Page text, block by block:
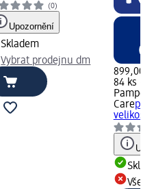
(0)
Upozornění
Skladem
Vybrat prodejnu dm
899,00
84 ks
Care
velikost